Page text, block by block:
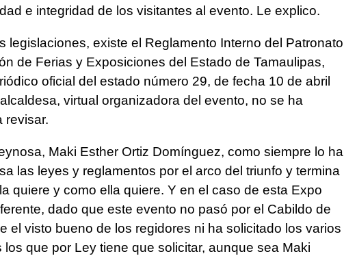
e integridad de los visitantes al evento. Le explico.
legislaciones, existe el Reglamento Interno del Patronato
de Ferias y Exposiciones del Estado de Tamaulipas,
oficial del estado número 29, de fecha 10 de abril
virtual organizadora del evento, no se ha
revisar.
Maki Esther Ortiz Domínguez, como siempre lo ha
las leyes y reglamentos por el arco del triunfo y termina
quiere y como ella quiere. Y en el caso de esta Expo
dado que este evento no pasó por el Cabildo de
el visto bueno de los regidores ni ha solicitado los varios
los que por Ley tiene que solicitar, aunque sea Maki